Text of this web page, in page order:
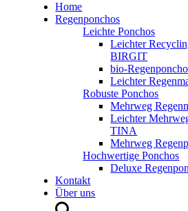
Home
Regenponchos
Leichte Ponchos
Leichter
BIRGIT
bio-
Leichter
Robuste Ponchos
Mehrweg
Leichter
TINA
Mehrweg
Hochwertige Ponchos
Deluxe
Kontakt
Über uns